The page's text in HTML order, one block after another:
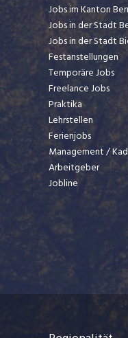
Jobs im Kanton
Jobs in der Stadt
Jobs in der Stadt
Festanstellungen
Temporäre Jobs
Freelance Jobs
Praktika
Lehrstellen
Ferienjobs
Management /
Arbeitgeber
Jobline